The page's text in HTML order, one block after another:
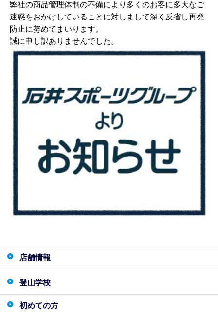
弊社の商品管理体制の不備により多くのお客に多大なご
迷惑をおかけしていることに対しまして深く反省し再発
防止に努めてまいります。
誠に申し訳ありませんでした。
店舗情報
登山学校
初めての方